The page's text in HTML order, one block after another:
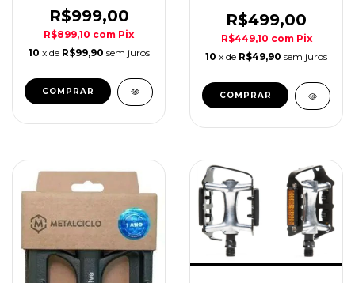
R$999,00
R$899,10 com Pix
10 x de R$99,90 sem juros
COMPRAR
R$499,00
R$449,10 com Pix
10 x de R$49,90 sem juros
COMPRAR